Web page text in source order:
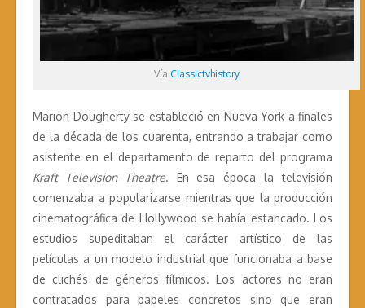
Vía Classictvhistory
Marion Dougherty se estableció en Nueva York a finales
de la década de los cuarenta, entrando a trabajar como
asistente en el departamento de reparto del programa
Kraft Television Theatre. En esa época la televisión
comenzaba a popularizarse mientras que la producción
cinematográfica de Hollywood se había estancado. Los
estudios supeditaban el carácter artístico de las
películas a un modelo industrial que funcionaba a base
de clichés de géneros fílmicos. Los actores no eran
contratados para papeles concretos sino que eran